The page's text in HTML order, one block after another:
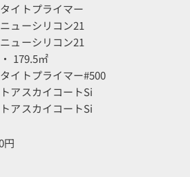
イトプライマー
ューシリコン21
ューシリコン21
179.5㎡
イトプライマー#500
アスカイコートSi
アスカイコートSi
円